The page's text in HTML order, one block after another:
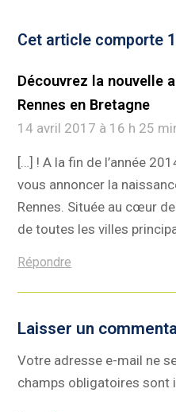
Cet article comporte
Découvrez la nouvelle
Rennes en Bretagne
14 avril 2017 à 16 h 25
[…] ! A la fin de l’année
vous annoncer la
Rennes. Située au cœur
de toutes les villes
Répondre
Laisser un
Votre adresse e-mail ne
champs obligatoires sont